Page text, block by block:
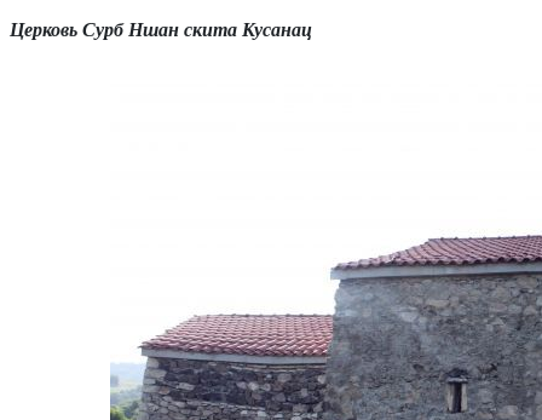
Церковь Сурб Ншан скита Кусанац